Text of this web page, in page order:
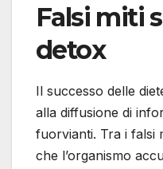
Falsi miti
detox
Il successo delle
alla diffusione di
fuorvianti. Tra i falsi
che l’organismo